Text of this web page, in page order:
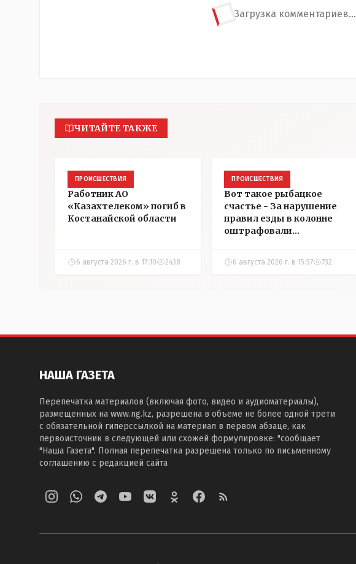
Загрузка комментариев...
ЧИТАЙТЕ ТАКЖЕ
ПРОИСШЕСТВИЯ
Работник АО
«Казахтелеком» погиб в
Костанайской области
6 августа 2026 г. в 17:10 2438
ПРОИСШЕСТВИЯ
Вот такое рыбацкое
счастье - За нарушение
правил езды в колонне
оштрафовали
Аркалыке
6 августа 2026 г. в 15:57 732
НАША ГАЗЕТА
Перепечатка материалов (включая фото, видео и аудиоматериалы),
размещенных на www.ng.kz, разрешена в объеме не более одной трети
с обязательной гиперссылкой на материал в первом абзаце, как
первоисточник в следующей или схожей формулировке: "сообщает
"Наша Газета". Полная перепечатка разрешена только по письменному
соглашению с редакцией сайта